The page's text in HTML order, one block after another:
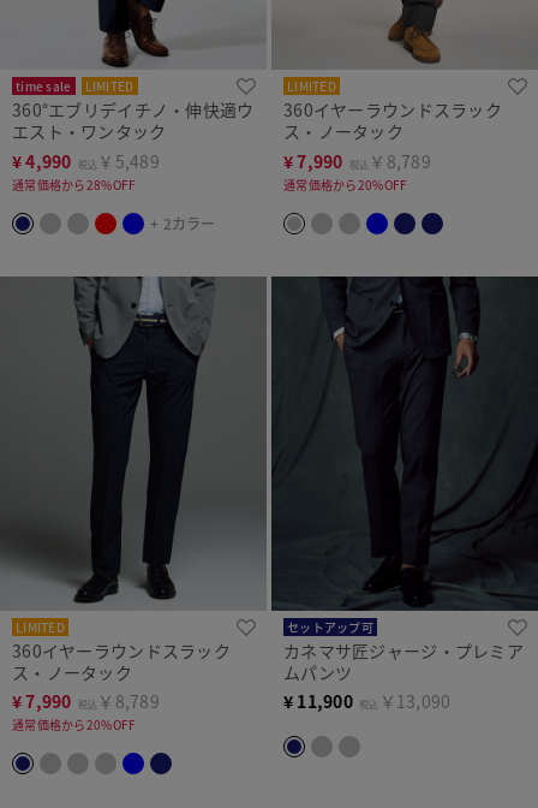
time sale LIMITED
360°エブリデイチノ・伸快適ウ
エスト・ワンタック
¥4,990 税込 ￥5,489
通常価格から28%OFF
+ 2カラー
LIMITED
360イヤーラウンドスラック
ス・ノータック
¥7,990 税込 ￥8,789
通常価格から20%OFF
LIMITED
360イヤーラウンドスラック
ス・ノータック
¥7,990 税込 ￥8,789
通常価格から20%OFF
セットアップ可
カネマサ匠ジャージ・プレミア
ムパンツ
¥ 11,900 税込 ￥13,090